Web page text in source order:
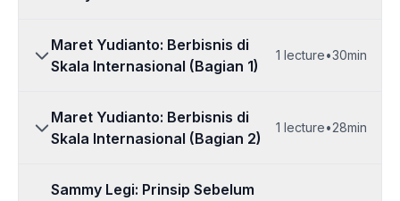
Maret Yudianto: Berbisnis di
Skala Internasional (Bagian 1)
1 lecture•30min
Maret Yudianto: Berbisnis di
Skala Internasional (Bagian 2)
1 lecture•28min
Sammy Legi: Prinsip Sebelum